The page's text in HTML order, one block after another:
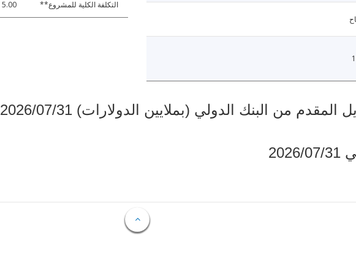
التكلفة الكلية للمشروع**
من البنك الدولي (بملايين الدولارات) 2026/07/31